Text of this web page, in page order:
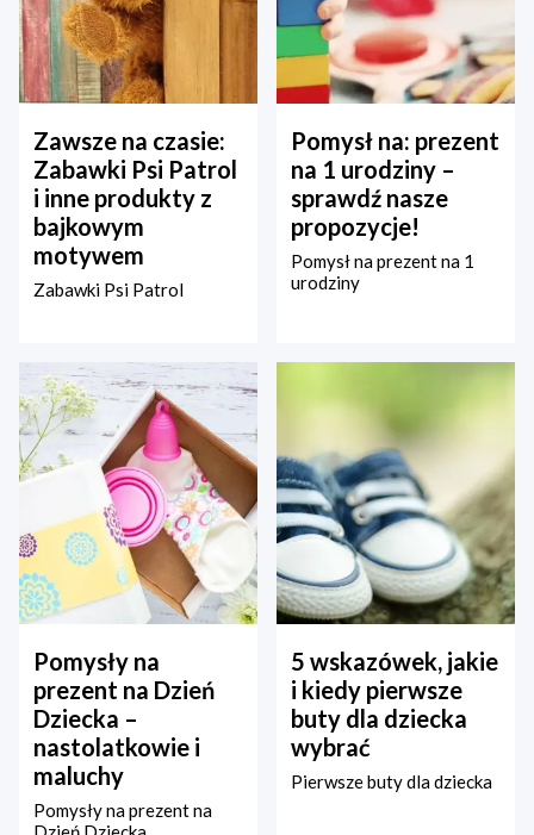
Zawsze na czasie:
Zabawki Psi Patrol
i inne produkty z
bajkowym
motywem
Zabawki Psi Patrol
Pomysł na: prezent
na 1 urodziny –
sprawdź nasze
propozycje!
Pomysł na prezent na 1
urodziny
Pomysły na
prezent na Dzień
Dziecka –
nastolatkowie i
maluchy
Pomysły na prezent na
5 wskazówek, jakie
i kiedy pierwsze
buty dla dziecka
wybrać
Pierwsze buty dla dziecka